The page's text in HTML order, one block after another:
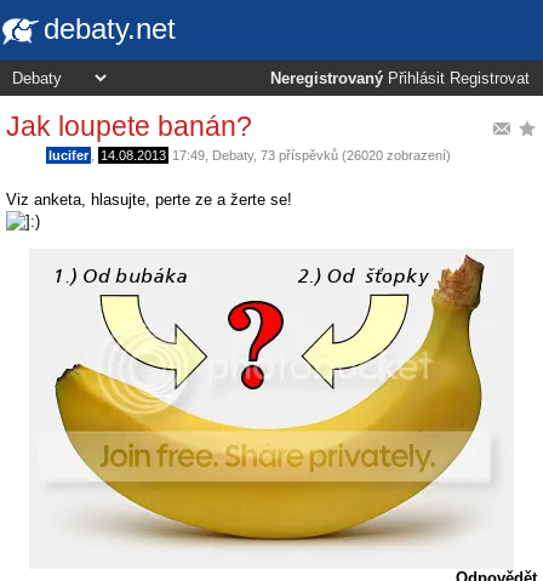
debaty.net
Neregistrovaný Přihlásit Registrovat
Jak loupete banán?
lucifer 14.08.2013 17:49 Debaty, 73 příspěvků (26020 zobrazení)
Viz anketa, hlasujte, perte ze a žerte se!